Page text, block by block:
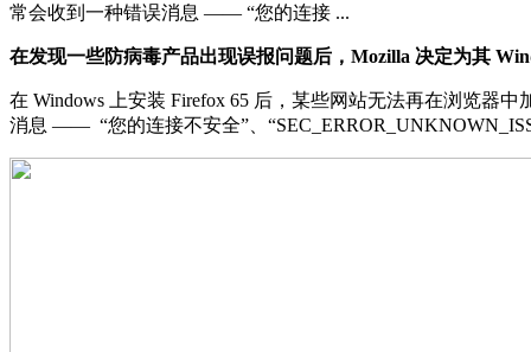
常会收到一种错误消息 —— “您的连接 ...
在发现一些防病毒产品出现误报问题后，Mozilla 决定为其
在 Windows 上安装 Firefox 65 后，某些网站无法再在浏览器
消息 —— “您的连接不安全”、